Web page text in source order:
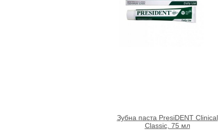
Зубна паста PresiDENT Clinical
Classic, 75 мл